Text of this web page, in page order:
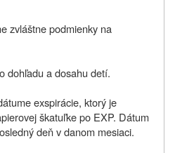
zvláštne podmienky na
dohľadu a dosahu detí.
exspirácie, ktorý je
škatuľke po EXP. Dátum
deň v danom mesiaci.